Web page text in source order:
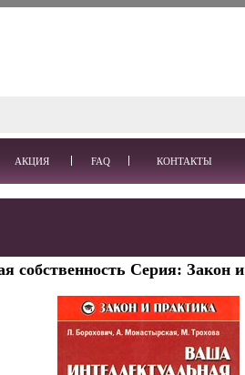
АКЦИЯ FAQ КОНТАКТЫ
собственность Серия: Закон